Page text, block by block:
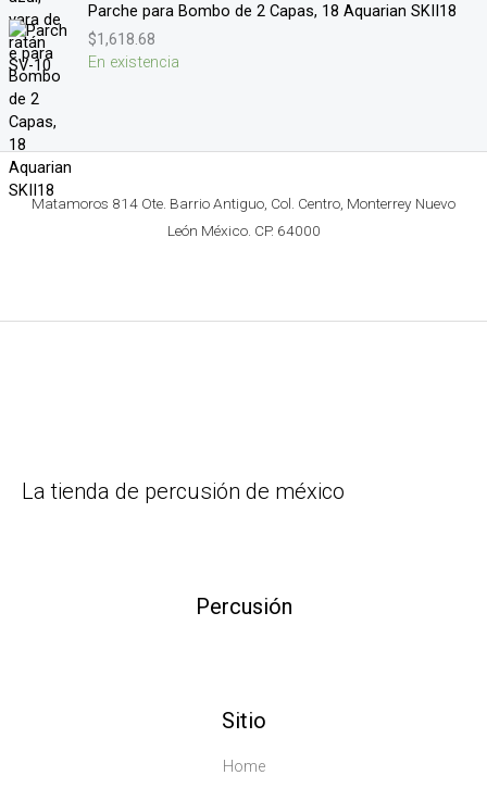
Parche para Bombo de 2 Capas, 18 Aquarian SKII18
$1,618.68
En existencia
Matamoros 814 Ote. Barrio Antiguo, Col. Centro, Monterrey Nuevo
León México. CP. 64000
La tienda de percusión de méxico
Percusión
Sitio
Home